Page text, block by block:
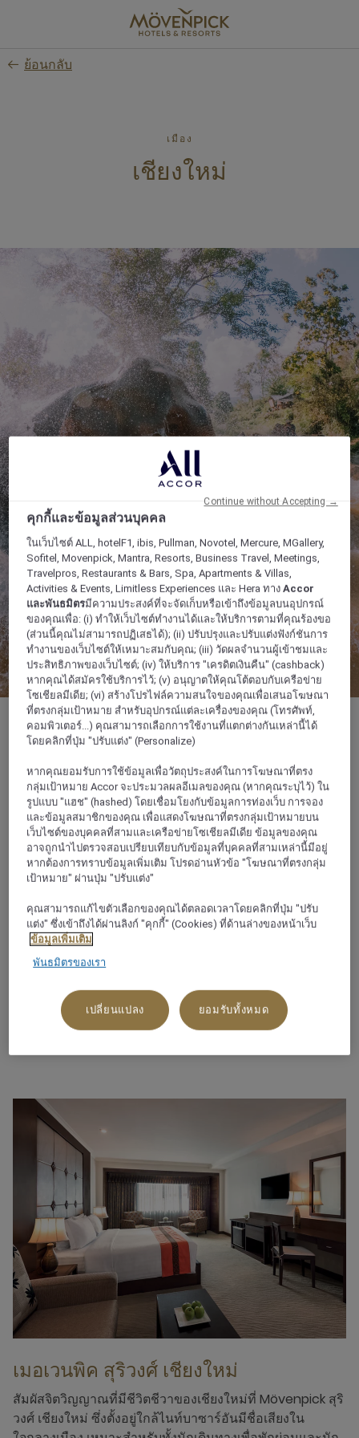
content
ย้อนกลับ
เมือง
เชียงใหม่
เกี่ยวกับ
ขอเชิญสัมผัสกับเมืองเชียงใหม่ที่ตั้งอยู่ทางภาคเหนือของ
ประเทศไทย ที่ซึ่งเมอเวนพิค โฮเทล แอนด์ รีสอร์ท รอต้อนรับ
คุณที่โรงแรมสุริวงศ์ โฮเทล เชียงใหม่ เชียงใหม่เป็นเมืองแห่ง
วัดวาอาราม ถนนคนเดินอันน่าเพลิดเพลินใจ และสถานที่ท่อง
เที่ยวตามชาติที่น่าหลงใหล เดินชมรอบ ๆ ตลาดไนท์บาซาร์
หรือไปสักการะวัดพระสิงห์วรมหาวิหารอันเป็นที่เคารพ
สำรวจอุทยานแห่งชาติดอยสุเทพ-ปุยที่มียอดเขาทั้งสองแห่ง
ซึ่งก็คือดอยสุเทพและดอยปุย และน้ำตกกระแสน้ำแรงแห่ง
ต่าง ๆ รวมถึงน้ำตกมณฑาธาร คุณยังสามารถว่ายน้ำในสวน
ได้อีกด้วย
เมอเวนพิค สุริวงศ์ เชียงใหม่
สัมผัสจิตวิญญาณที่มีชีวิตชีวาของเชียงใหม่ที่ Mövenpick สุริ
วงศ์ เชียงใหม่ ซึ่งตั้งอยู่ใกล้ไนท์บาซาร์อันมีชื่อเสียงใน
คุกกี้และข้อมูลส่วนบุคคล
ในเว็บไซต์ ALL, hotelF1, ibis, Pullman, Novotel, Mercure, MGallery,
Sofitel, Movenpick, Mantra, Resorts, Business Travel, Meetings,
Travelpros, Restaurants & Bars, Spa, Apartments & Villas,
Activities & Events, Limitless Experiences และ Hera ทางAccor
และพันธมิตรมีความประสงค์ที่จะจัดเก็บหรือเข้าถึงข้อมูลบนอุปกรณ์
ของคุณเพื่อ: (i) ทำให้เว็บไซต์ทำงานได้และให้บริการตามที่คุณร้องขอ
(ส่วนนี้คุณไม่สามารถปฏิเสธได้); (ii) ปรับปรุงและปรับแต่งฟังก์ชันการ
ทำงานของเว็บไซต์ให้เหมาะสมกับคุณ; (iii) วัดผลจำนวนผู้เข้าชมและ
ประสิทธิภาพของเว็บไซต์; (iv) ให้บริการ "เครดิตเงินคืน" (cashback)
หากคุณได้สมัครใช้บริการไว้; (v) อนุญาตให้คุณโต้ตอบกับเครือข่าย
โซเชียลมีเดีย; (vi) สร้างโปรไฟล์ความสนใจของคุณเพื่อเสนอโฆษณา
ที่ตรงกลุ่มเป้าหมาย สำหรับอุปกรณ์แต่ละเครื่องของคุณ (โทรศัพท์,
คอมพิวเตอร์...) คุณสามารถเลือกการใช้งานที่แตกต่างกันเหล่านี้ได้
โดยคลิกที่ปุ่ม "ปรับแต่ง" (Personalize)
หากคุณยอมรับการใช้ข้อมูลเพื่อวัตถุประสงค์ในการโฆษณาที่ตรง
กลุ่มเป้าหมาย Accor จะประมวลผลอีเมลของคุณ (หากคุณระบุไว้) ใน
รูปแบบ "แฮช" (hashed) โดยเชื่อมโยงกับข้อมูลการท่องเว็บ การจอง
และข้อมูลสมาชิกของคุณ เพื่อแสดงโฆษณาที่ตรงกลุ่มเป้าหมายบน
เว็บไซต์ของบุคคลที่สามและเครือข่ายโซเชียลมีเดีย ข้อมูลของคุณ
อาจถูกนำไปตรวจสอบเปรียบเทียบกับข้อมูลที่บุคคลที่สามเหล่านี้มีอยู่
หากต้องการทราบข้อมูลเพิ่มเติม โปรดอ่านหัวข้อ "โฆษณาที่ตรงกลุ่ม
เป้าหมาย" ผ่านปุ่ม "ปรับแต่ง"
คุณสามารถแก้ไขตัวเลือกของคุณได้ตลอดเวลาโดยคลิกที่ปุ่ม "ปรับ
แต่ง" ซึ่งเข้าถึงได้ผ่านลิงก์ "คุกกี้" (Cookies) ที่ด้านล่างของหน้าเว็บ
ข้อมูลเพิ่มเติม
พันธมิตรของเรา
เปลี่ยนแปลง ยอมรับทั้งหมด
Continue without Accepting →